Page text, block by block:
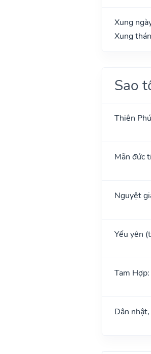
Xung
Xung
Sao
Thiên
Mãn đức
Nguyệt
Yếu yên
Tam
Dân